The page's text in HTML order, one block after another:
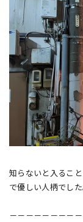
知らないと入るこ
で優しい人柄でした
－－－－－－－－